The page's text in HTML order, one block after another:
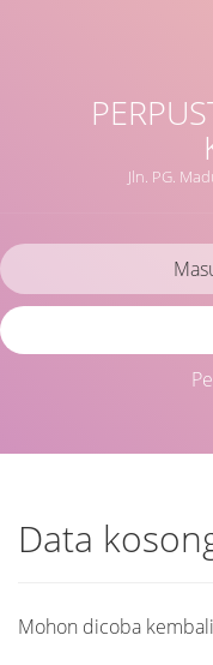
Jln. PG.
Data
Mohon dicoba kembali